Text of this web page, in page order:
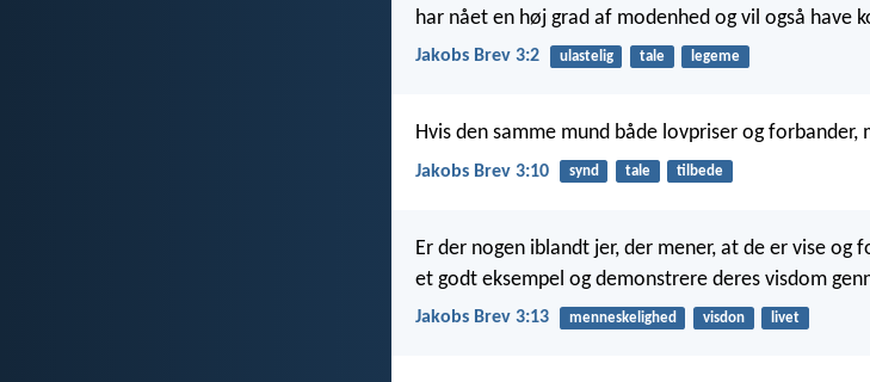
har nået en høj grad af modenhed og vil også have
Jakobs Brev 3:2 ulastelig tale legeme
Hvis den samme mund både lovpriser og
Jakobs Brev 3:10 synd tale tilbede
Er der nogen iblandt jer, der mener, at de er vise og
et godt eksempel og demonstrere deres visdom
Jakobs Brev 3:13 menneskelighed visdon livet